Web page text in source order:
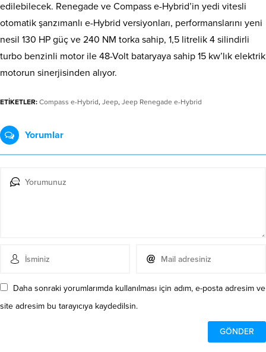
edilebilecek. Renegade ve Compass e-Hybrid’in yedi vitesli
otomatik şanzımanlı e-Hybrid versiyonları, performanslarını yeni
nesil 130 HP güç ve 240 NM torka sahip, 1,5 litrelik 4 silindirli
turbo benzinli motor ile 48-Volt bataryaya sahip 15 kw’lık elektrik
motorun sinerjisinden alıyor.
ETİKETLER: Compass e-Hybrid, Jeep, Jeep Renegade e-Hybrid
Yorumlar
Daha sonraki yorumlarımda kullanılması için adım, e-posta adresim ve
site adresim bu tarayıcıya kaydedilsin.